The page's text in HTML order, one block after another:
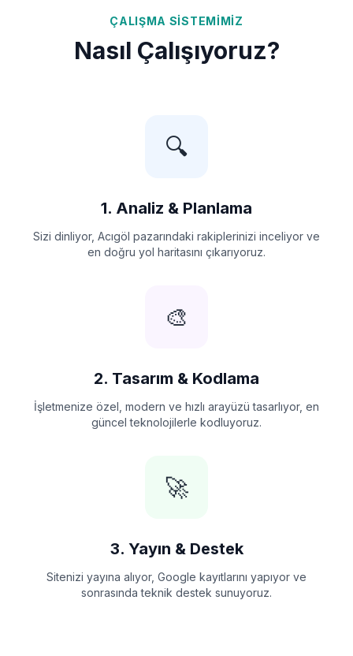
ÇALIŞMA SISTEMIMIZ
Nasıl Çalışıyoruz?
🔍
1. Analiz & Planlama
Sizi dinliyor, Acıgöl pazarındaki rakiplerinizi inceliyor ve
en doğru yol haritasını çıkarıyoruz.
🎨
2. Tasarım & Kodlama
İşletmenize özel, modern ve hızlı arayüzü tasarlıyor, en
güncel teknolojilerle kodluyoruz.
🚀
3. Yayın & Destek
Sitenizi yayına alıyor, Google kayıtlarını yapıyor ve
sonrasında teknik destek sunuyoruz.